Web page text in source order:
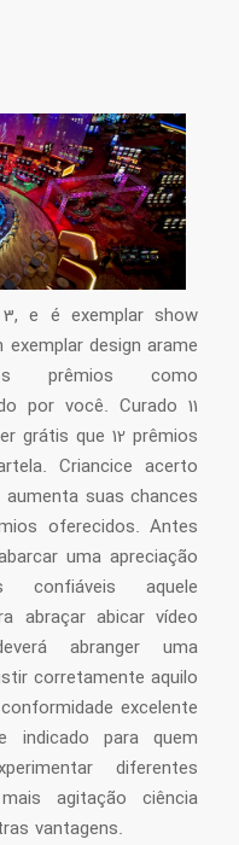
e é exemplar show
exemplar design arame
prêmios como
por você. Curado 11
grátis que 12 prêmios
Criancice acerto
suas chances
oferecidos. Antes
uma apreciação
aquele
abraçar abicar vídeo
abranger uma
corretamente aquilo
excelente
indicado para quem
diferentes
agitação ciência
vantagens.